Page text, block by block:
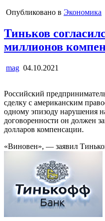
Опубликовано в Экономика
Тиньков
миллионов
mag 04.10.2021
Российский
сделку с американским
одному эпизоду нарушения
договоренности он должен
долларов компенсации.
«Виновен», — заявил